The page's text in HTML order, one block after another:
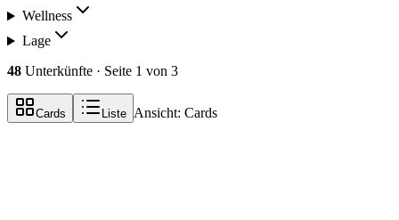
Wellness
Lage
48 Unterkünfte · Seite 1 von 3
Cards Liste Ansicht: Cards